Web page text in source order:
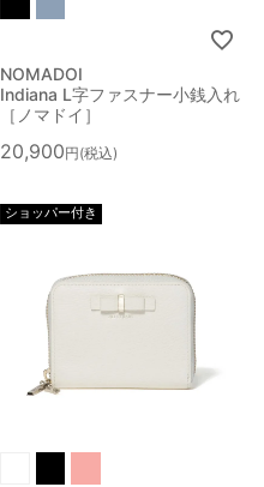
NOMADOI
Indiana L字ファスナー小銭入れ
［ノマドイ］
20,900 税込
ショッパー付き